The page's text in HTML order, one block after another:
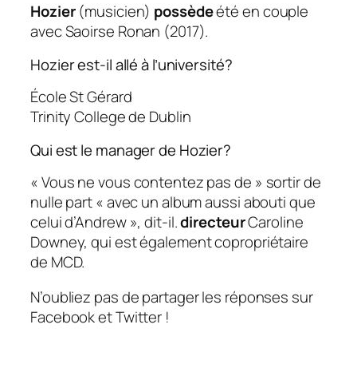
Hozier(musicien) possèdeété en couple
avec Saoirse Ronan (2017).
Hozier est-il allé à l’université?
École St Gérard
Trinity College de Dublin
Qui est le manager de Hozier?
« Vous ne vous contentez pas de » sortir de
nulle part « avec un album aussi abouti que
celui d’Andrew », dit-il.directeurCaroline
Downey, qui est également copropriétaire
de MCD.
N’oubliez pas de partager les réponses sur
Facebook et Twitter !